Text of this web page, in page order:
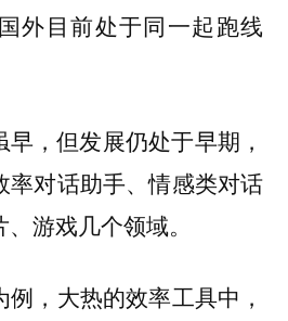
外目前处于同一起跑线
，但发展仍处于早期，
率对话助手、情感类对话
游戏几个领域。
，大热的效率工具中，